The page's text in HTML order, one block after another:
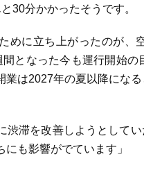
30分かかったそうです。
めに立ち上がったのが
となった今も運行開始
は2027年の夏以降になる
渋滞を改善しようとして
も影響がでています」